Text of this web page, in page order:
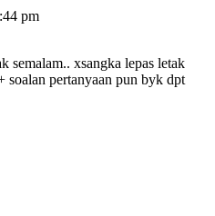
pm
semalam.. xsangka lepas letak
soalan pertanyaan pun byk dpt